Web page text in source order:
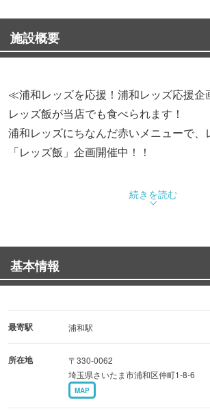
施設概要
≪浦和レッズを応援！浦和レッズ応援
レッズ飯が当店でも食べられます！
浦和レッズにちなんだ赤いメニューで、
「レッズ飯」企画開催中！！
米沢牛や前沢牛、肥後牛など、店長が厳
甘みと旨味を兼ね備えた上質なお肉を、
い！
焼肉のおともに、〆ものにぴったりな一
素材と手仕込にこだわった逸品を、種類
続きを読む
基本情報
最寄駅 浦和駅
所在地
〒330-0062
埼玉県さいたま市浦和区仲町1-8-6
MAP